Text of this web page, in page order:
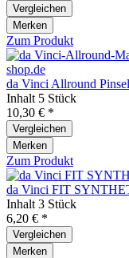
Vergleichen
Merken
Zum Produkt
da Vinci Allround
Inhalt 5 Stück
10,30 € *
Vergleichen
Merken
Zum Produkt
da Vinci FIT
Inhalt 3 Stück
6,20 € *
Vergleichen
Merken